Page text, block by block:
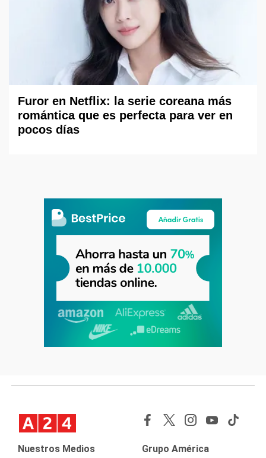
Furor en Netflix: la serie coreana más
romántica que es perfecta para ver en
pocos días
Nuestros Medios Grupo América